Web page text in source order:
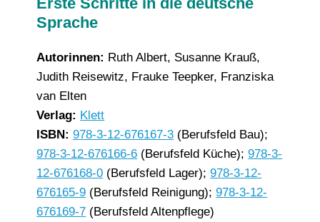
Sprache
Autorinnen: Ruth Albert, Susanne Krauß,
Judith Reisewitz, Frauke Teepker, Franziska
van Elten
Verlag: Klett
ISBN: 978-3-12-676167-3 (Berufsfeld Bau);
978-3-12-676166-6 (Berufsfeld Küche);978-3-
12-676168-0 (Berufsfeld Lager);978-3-12-
676165-9 (Berufsfeld Reinigung);978-3-12-
676169-7 (Berufsfeld Altenpflege)